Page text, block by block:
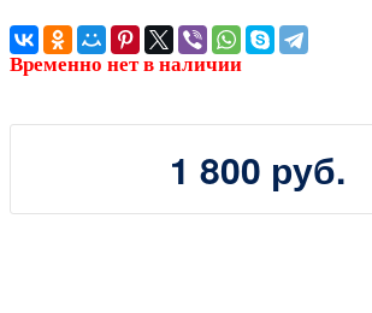
Временно нет в наличии
1 800 руб.